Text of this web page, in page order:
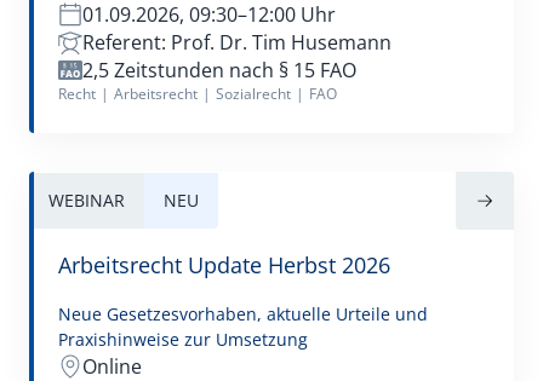
Verwaltungsrecht
01.09.2026, 09:30–12:00 Uhr
Referent: Prof. Dr. Tim Husemann
2,5 Zeitstunden nach § 15 FAO
Recht | Arbeitsrecht | Sozialrecht | FAO
WEBINAR NEU
Arbeitsrecht Update Herbst 2026
Neue Gesetzesvorhaben, aktuelle Urteile und
Praxishinweise zur Umsetzung
Online